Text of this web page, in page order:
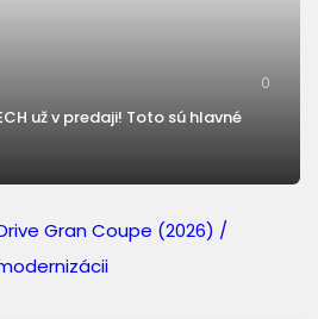
0
už v predaji! Toto sú hlavné